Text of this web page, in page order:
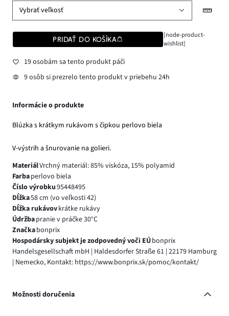
Vybrať veľkosť
PRIDAŤ DO KOŠÍKA
[node-product-
wishlist]
19 osobám sa tento produkt páči
9 osôb si prezrelo tento produkt v priebehu 24h
Informácie o produkte
Blúzka s krátkym rukávom s čipkou perlovo biela
V-výstrih a šnurovanie na golieri.
MateriálVrchný materiál: 85% viskóza, 15% polyamid
Farbaperlovo biela
Číslo výrobku95448495
Dĺžka58 cm (vo veľkosti 42)
Dĺžka rukávovkrátke rukávy
Údržbapranie v práčke 30°C
Značkabonprix
Hospodársky subjekt je zodpovedný voči EÚbonprix
Handelsgesellschaft mbH | Haldesdorfer Straße 61 | 22179 Hamburg
| Nemecko, Kontakt: https://www.bonprix.sk/pomoc/kontakt/
Možnosti doručenia